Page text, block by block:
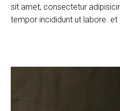
sit amet, consectetur
tempor incididunt ut labore.